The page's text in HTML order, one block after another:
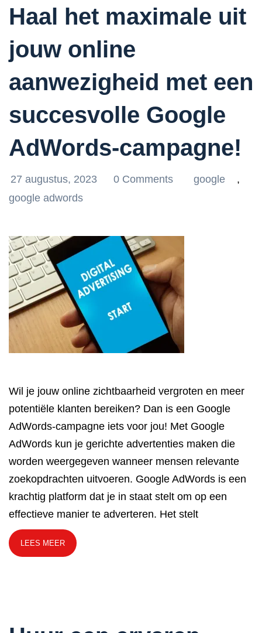
Haal het maximale uit
jouw online
aanwezigheid met een
succesvolle Google
AdWords-campagne!
27 augustus, 2023 0 Comments google
,
google adwords
Wil je jouw online zichtbaarheid vergroten en meer
potentiële klanten bereiken? Dan is een Google
AdWords-campagne iets voor jou! Met Google
AdWords kun je gerichte advertenties maken die
worden weergegeven wanneer mensen relevante
zoekopdrachten uitvoeren. Google AdWords is een
krachtig platform dat je in staat stelt om op een
effectieve manier te adverteren. Het stelt
LEES MEER